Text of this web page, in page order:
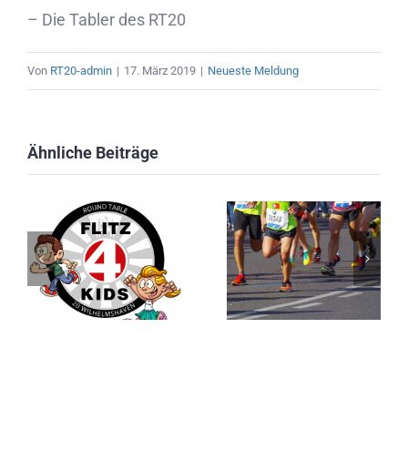
– Die Tabler des RT20
Von RT20-admin | 17. März 2019 | Neueste Meldung
Ähnliche Beiträge